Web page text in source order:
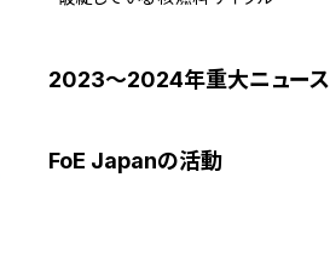
2023～2024年重大ニュース
FoE Japanの活動